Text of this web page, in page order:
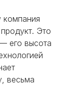
Это
его высота
весьма